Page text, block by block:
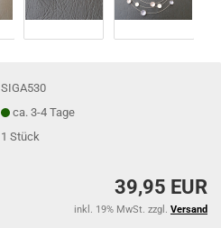
SIGA530
ca. 3-4 Tage
1Stück
39,95 EUR
inkl. 19% MwSt. zzgl. Versand